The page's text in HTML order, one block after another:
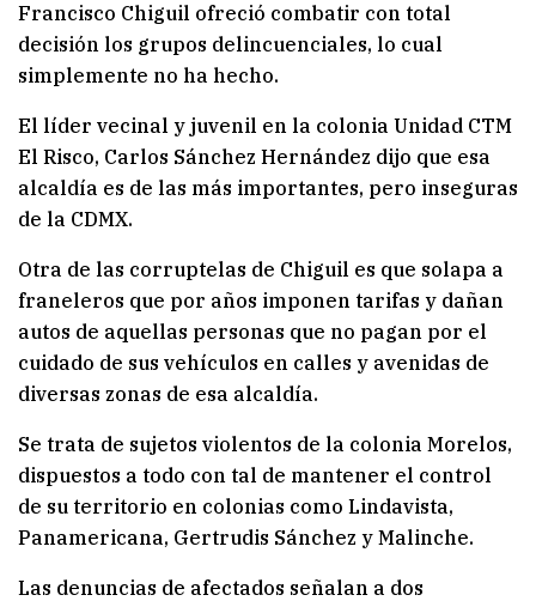
Francisco Chiguil ofreció combatir con total
decisión los grupos delincuenciales, lo cual
simplemente no ha hecho.
El líder vecinal y juvenil en la colonia Unidad CTM
El Risco, Carlos Sánchez Hernández dijo que esa
alcaldía es de las más importantes, pero inseguras
de la CDMX.
Otra de las corruptelas de Chiguil es que solapa a
franeleros que por años imponen tarifas y dañan
autos de aquellas personas que no pagan por el
cuidado de sus vehículos en calles y avenidas de
diversas zonas de esa alcaldía.
Se trata de sujetos violentos de la colonia Morelos,
dispuestos a todo con tal de mantener el control
de su territorio en colonias como Lindavista,
Panamericana, Gertrudis Sánchez y Malinche.
Las denuncias de afectados señalan a dos